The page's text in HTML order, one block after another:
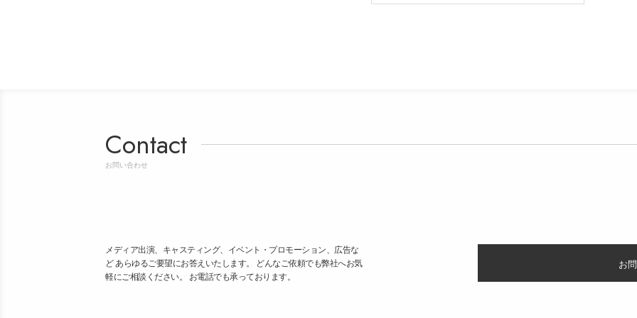
Contact
お問い合わせ
メディア出演、キャスティング、イベント・プロモーション、広告な
ど あらゆるご要望にお答えいたします。 どんなご依頼でも弊社へお気
軽にご相談ください。 お電話でも承っております。
お